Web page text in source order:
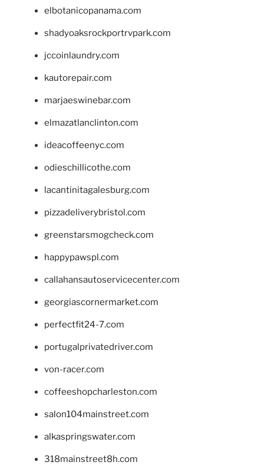
elbotanicopanama.com
shadyoaksrockportrvpark.com
jccoinlaundry.com
kautorepair.com
marjaeswinebar.com
elmazatlanclinton.com
ideacoffeenyc.com
odieschillicothe.com
lacantinitagalesburg.com
pizzadeliverybristol.com
greenstarsmogcheck.com
happypawspl.com
callahansautoservicecenter.com
georgiascornermarket.com
perfectfit24-7.com
portugalprivatedriver.com
von-racer.com
coffeeshopcharleston.com
salon104mainstreet.com
alkaspringswater.com
318mainstreet8h.com